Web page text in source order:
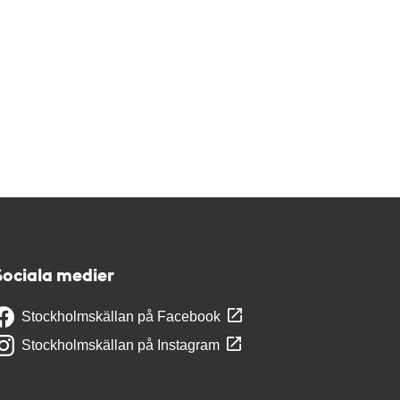
medier
Stockholmskällan på Facebook
Stockholmskällan på Instagram